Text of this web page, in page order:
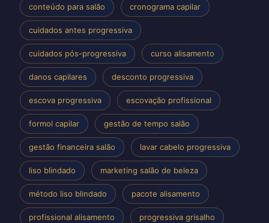
conteúdo para salão cronograma capilar
cuidados antes progressiva
cuidados pós-progressiva curso alisamento
danos capilares desconto progressiva
escova progressiva escovação profissional
formol capilar gestão de tempo salão
gestão financeira salão lavar cabelo progressiva
liso blindado marketing salão de beleza
método liso blindado pacote alisamento
profissional alisamento progressiva grisalho